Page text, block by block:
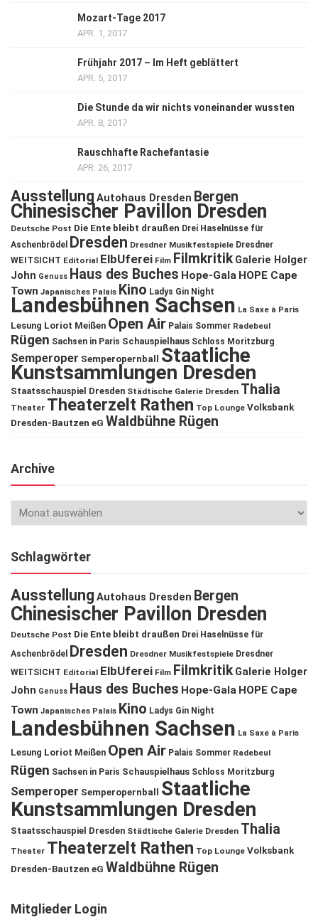
Mozart-Tage 2017
APR. 1, 2017
Frühjahr 2017 – Im Heft geblättert
APR. 5, 2017
Die Stunde da wir nichts voneinander wussten
APR. 8, 2017
Rauschhafte Rachefantasie
APR. 26, 2017
Ausstellung Autohaus Dresden Bergen
Chinesischer Pavillon Dresden
Deutsche Post Die Ente bleibt draußen Drei Haselnüsse für
Aschenbrödel
Dresden Dresdner Musikfestspiele Dresdner
WEITSICHT Editorial ElbUferei Film Filmkritik Galerie Holger
John Genuss Haus des Buches Hope-Gala HOPE Cape
Town Japanisches Palais Kino Ladys Gin Night
Landesbühnen Sachsen La Saxe à Paris
Lesung Loriot Meißen Open Air Palais Sommer Radebeul
Rügen Sachsen in Paris Schauspielhaus Schloss Moritzburg
Semperoper Semperopernball Staatliche
Kunstsammlungen Dresden
Staatsschauspiel Dresden Städtische Galerie Dresden Thalia
Theater Theaterzelt Rathen Top Lounge Volksbank
Dresden-Bautzen eG Waldbühne Rügen
Archive
Schlagwörter
Ausstellung Autohaus Dresden Bergen
Chinesischer Pavillon Dresden
Deutsche Post Die Ente bleibt draußen Drei Haselnüsse für
Aschenbrödel
Dresden Dresdner Musikfestspiele Dresdner
WEITSICHT Editorial ElbUferei Film Filmkritik Galerie Holger
John Genuss Haus des Buches Hope-Gala HOPE Cape
Town Japanisches Palais Kino Ladys Gin Night
Landesbühnen Sachsen La Saxe à Paris
Lesung Loriot Meißen Open Air Palais Sommer Radebeul
Rügen Sachsen in Paris Schauspielhaus Schloss Moritzburg
Semperoper Semperopernball
Staatliche
Kunstsammlungen Dresden
Staatsschauspiel Dresden Städtische Galerie Dresden Thalia
Theater Theaterzelt Rathen Top Lounge Volksbank
Dresden-Bautzen eG Waldbühne Rügen
Mitglieder Login